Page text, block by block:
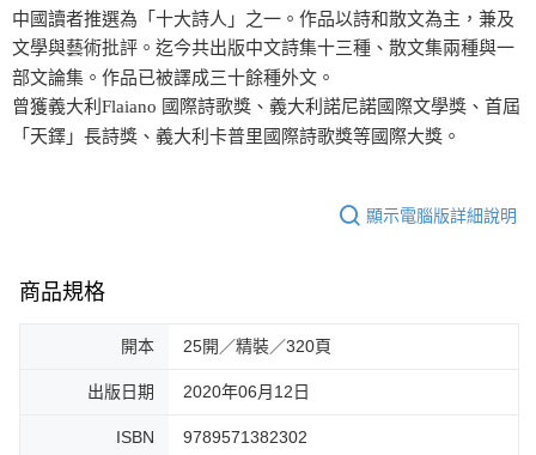
中國讀者推選為「十大詩人」之一。作品以詩和散文為主，兼及
文學與藝術批評。迄今共出版中文詩集十三種、散文集兩種與一
部文論集。作品已被譯成三十餘種外文。
曾獲義大利Flaiano 國際詩歌獎、義大利諾尼諾國際文學獎、首屆
「天鐸」長詩獎、義大利卡普里國際詩歌獎等國際大獎。
顯示電腦版詳細說明
商品規格
開本 25開／精裝／320頁
出版日期 2020年06月12日
ISBN 9789571382302